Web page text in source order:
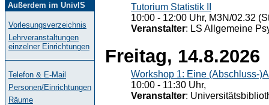
Außerdem im UnivIS
Vorlesungsverzeichnis
Lehrveranstaltungen
einzelner Einrichtungen
Telefon & E-Mail
Personen/Einrichtungen
Räume
Tutorium Statistik II
10:00 - 12:00 Uhr, M3N/02.32
Veranstalter: LS Allgemeine
Freitag, 14.8.2026
Workshop 1: Eine (Abschluss-
10:00 - 11:30 Uhr,
Veranstalter: